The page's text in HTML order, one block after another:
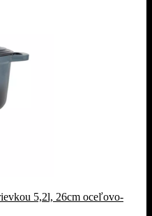
5,2l, 26cm oceľovo-